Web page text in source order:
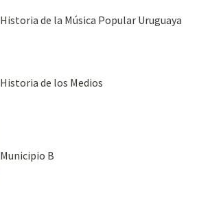
Historia de la Música Popular Uruguaya
Historia de los Medios
Municipio B